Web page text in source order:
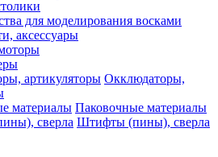
для моделирования восками
аксессуары
Окклюдаторы,
Паковочные материалы
Штифты (пины), сверла